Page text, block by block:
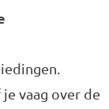
vaag over de